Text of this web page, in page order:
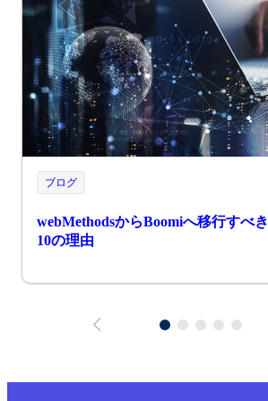
ブログ
webMethodsからBoomiへ移行すべき
10の理由